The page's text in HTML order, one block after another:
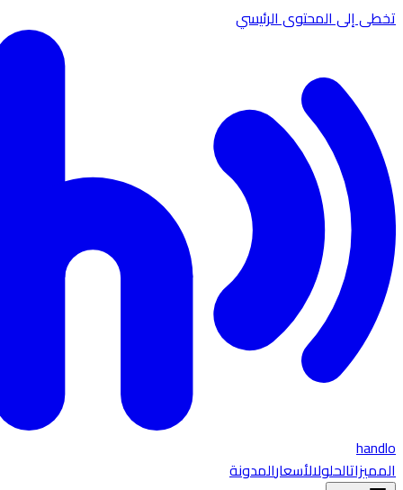
تخطى إلى المحتوى الرئيسي
handlo
المميزاتالحلولالأسعارالمدونة